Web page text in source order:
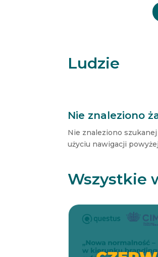
Ludzie
Nie znaleziono
Nie znaleziono
użyciu nawigacji
Wszystkie